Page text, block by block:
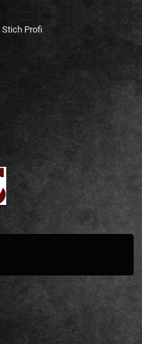
Stich Profi